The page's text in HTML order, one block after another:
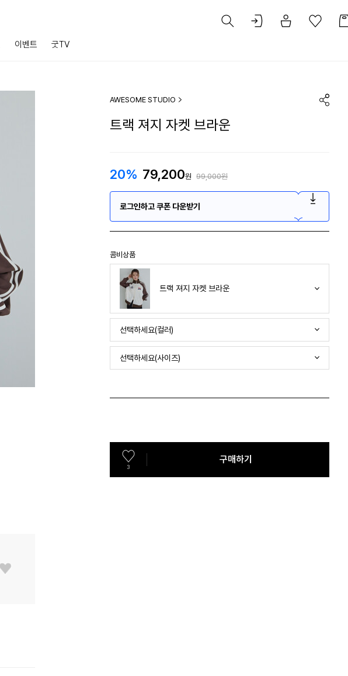
이벤트 굿TV
AWESOME STUDIO
트랙 져지 자켓 브라운
20% 79,200원 99,000원
로그인하고 쿠폰 다운받기
콤비상품
트랙 져지 자켓 브라운
선택하세요(컬러)
선택하세요(사이즈)
3
구매하기